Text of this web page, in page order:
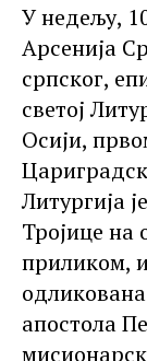
У недељу,
Арсенија
српског,
светој
Осији,
Литургија
Тројице на
приликом,
апостола